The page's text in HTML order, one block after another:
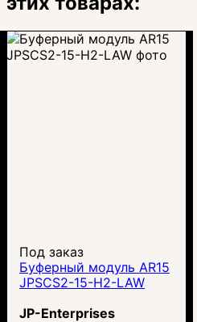
Под заказ
Буферный модуль AR15
JPSCS2-15-H2-LAW
JP-Enterprises